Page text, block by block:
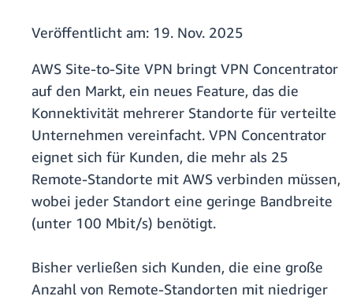
Veröffentlicht am: 19. Nov. 2025
AWS Site-to-Site VPN bringt VPN Concentrator
auf den Markt, ein neues Feature, das die
Konnektivität mehrerer Standorte für verteilte
Unternehmen vereinfacht. VPN Concentrator
eignet sich für Kunden, die mehr als 25
Remote-Standorte mit AWS verbinden müssen,
wobei jeder Standort eine geringe Bandbreite
(unter 100 Mbit/s) benötigt.
Bisher verließen sich Kunden, die eine große
Anzahl von Remote-Standorten mit niedriger